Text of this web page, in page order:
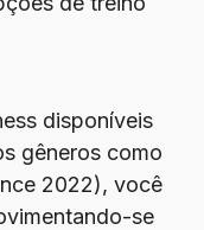
disponíveis
gêneros como
2022), você
se